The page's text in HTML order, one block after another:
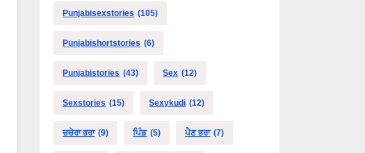
Punjabisexstories (105)
Punjabishortstories (6)
Punjabistories (43) Sex (12)
Sexstories (15) Sexykudi (12)
ਚਚੇਰਾ ਭਰਾ (9) ਪਿੰਡ (5) ਪੈਣ ਭਰਾ (7)